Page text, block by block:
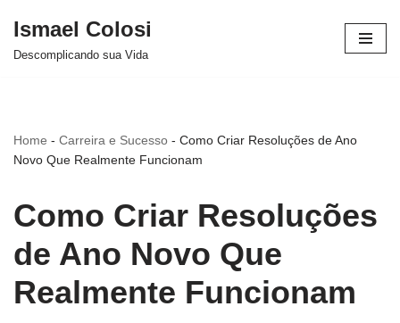
Avançar
Ismael Colosi
Descomplicando sua Vida
Home - Carreira e Sucesso - Como Criar Resoluções de Ano
Novo Que Realmente Funcionam
Como Criar Resoluções
de Ano Novo Que
Realmente Funcionam